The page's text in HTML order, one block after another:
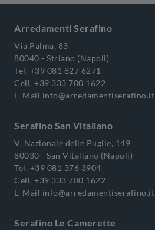
Arredamenti Serafino
Via Palma, 83
80040 - Striano (Napoli)
Tel. +39 081 827 6271
Cell. +39 333 700 1622
E-Mail info@arredamentiserafino.it
Serafino San Vitaliano
V. Nazionale delle Puglie, 149
80030 - San Vitaliano (Napoli)
Tel. +39 081 376 3904
Cell. +39 333 700 1622
E-Mail info@arredamentiserafino.it
Serafino Le Camerette